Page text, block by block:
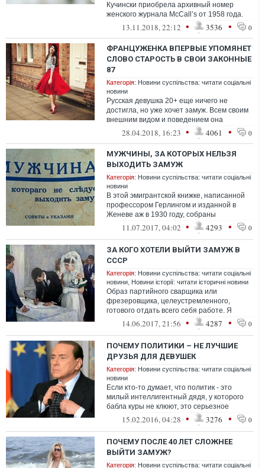
Кучински приобрела архивный номер
женского журнала McCall’s от 1958 года.
Одна из статей этого издания поразила
13.11.2018, 22:12 • 3536 • 0
ФРАНЦУЖЕНКА ВПЕРВЫЕ УПОМЯНЕТ
СЛОВО СТАРОСТЬ В СВОИ ЗАКОННЫЕ
87
Категорія: Новини суспільства: читати соціальні
новини
Русская девушка 20+ еще ничего не
достигла, но уже хочет замуж. Всем своим
внешним видом и поведением она
охотится.
28.04.2018, 16:23 • 4061 • 0
МУЖЧИНЫ, ЗА КОТОРЫХ НЕЛЬЗЯ
ВЫХОДИТЬ ЗАМУЖ
Категорія: Новини суспільства: читати соціальні
новини
В этой эмигрантской книжке, написанной
профессором Герлингом и изданной в
Женеве аж в 1930 году, собраны
бесценные рекомендации для женщин о
11.07.2017, 04:02 • 4293 • 0
ЗА КОГО ХОТЕЛИ ВЫЙТИ ЗАМУЖ В
СССР
Категорія: Новини суспільства: читати соціальні
новини Новини історії: читати історичні новини
Образ партийного сварщика или
фрезеровщика, целеустремленного,
готового отдать всего себя работе. Я
поспрашивала старшее поколение и да,
были матримон...
14.06.2017, 21:56 • 4287 • 0
ПОЧЕМУ ПОЛИТИКИ – НЕ ЛУЧШИЕ
ДРУЗЬЯ ДЛЯ ДЕВУШЕК
Категорія: Новини суспільства: читати соціальні
новини
Если кто-то думает, что политик - это
милый интеллигентный дядя, у которого
бабла куры не клюют, это серьезное
заблуждение. Милые они, как правило, на...
15.02.2016, 04:28 • 3276 • 0
ПОЧЕМУ ПОСЛЕ 40 ЛЕТ СЛОЖНЕЕ
ВЫЙТИ ЗАМУЖ?
Категорія: Новини суспільства: читати соціальні